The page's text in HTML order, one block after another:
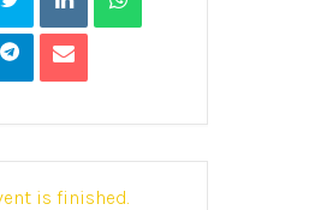
is finished.